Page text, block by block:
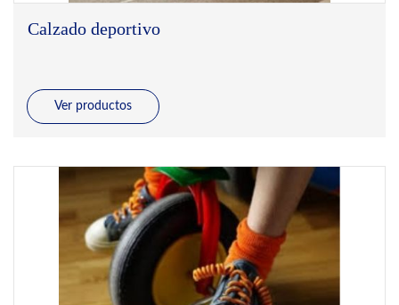
Calzado deportivo
Ver productos